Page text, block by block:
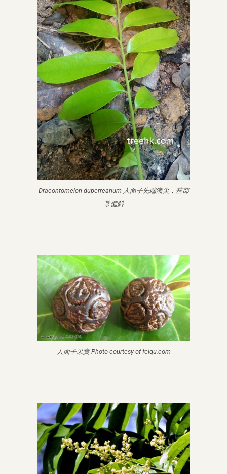
Dracontomelon duperreanum 人面子先端漸尖，基部
常偏斜
人面子果實 Photo courtesy of feiqu.com